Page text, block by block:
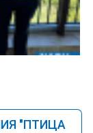
"ПТИЦА